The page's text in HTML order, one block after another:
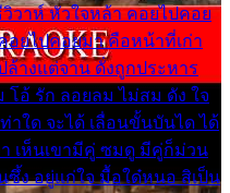
วาห์ หัวใจหล้า คอยไปคอย
อยไปคอยมา คือหน้าที่เก่า
ล้างแต่จาน ดั่งถูกประหาร
โอ้ รัก ลอยลม ไม่สม ดัง ใจ
าใด จะได้ เลื่อนขั้นบันได ได้
า เห็นเขามีคู่ ซมดู มีคู่ก็ม่วน
ซึ้ง อยู่แก่ใจ มื้อใด๋หนอ สิเป็น